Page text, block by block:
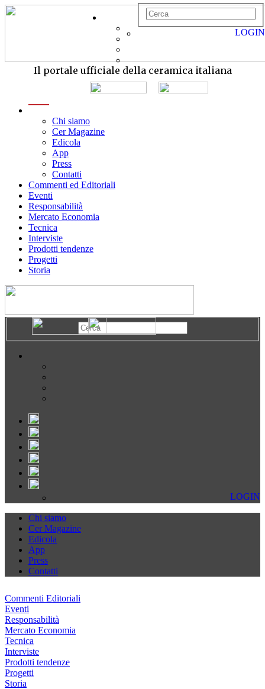
Il portale ufficiale della ceramica italiana
Chi siamo
Cer Magazine
Edicola
App
Press
Contatti
Commenti ed Editoriali
Eventi
Responsabilità
Mercato Economia
Tecnica
Interviste
Prodotti tendenze
Progetti
Storia
LOGIN
LOGIN
Chi siamo
Cer Magazine
Edicola
App
Press
Contatti
Commenti Editoriali
Eventi
Responsabilità
Mercato Economia
Tecnica
Interviste
Prodotti tendenze
Progetti
Storia